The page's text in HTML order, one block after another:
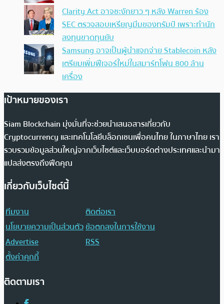
Clarity Act อาจชะงักยาว ๆ หลัง Warren ร้อง
SEC ตรวจสอบเหรียญมีมของทรัมป์ เพราะทำนัก
ลงทุนขาดทุนยับ
Samsung อาจเป็นผู้นำแจกจ่าย Stablecoin หลัง
เตรียมเพิ่มฟีเจอร์ใหม่ในสมาร์ทโฟน 800 ล้าน
เครื่อง
เป้าหมายของเรา
Siam Blockchain มุ่งมั่นที่จะช่วยนำเสนอสารเกี่ยวกับ
Cryptocurrency และเทคโนโลยีบล็อกเชนเพื่อคนไทย ในภาษาไทย เรา
รวบรวมข้อมูลส่วนใหญ่จากเว็บไซต์และเว็บบอร์ดต่างประเทศและนำมา
แปลส่งตรงถึงฟีดคุณ
เกี่ยวกับเว็บไซต์นี้
ทีมงาน
ติดต่อเรา
นโยบายความเป็นส่วนตัวข้อตกลงในการใช้งาน
Advertise
RSS
ตั้งค่าคุกกี้
ติดตามเรา